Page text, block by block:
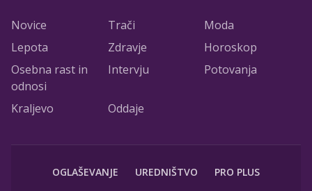
Novice Trači
Moda
Lepota
Zdravje
Horoskop
Osebna rast in
odnosi
Intervju Potovanja
Kraljevo Oddaje
OGLAŠEVANJE UREDNIŠTVO PRO PLUS